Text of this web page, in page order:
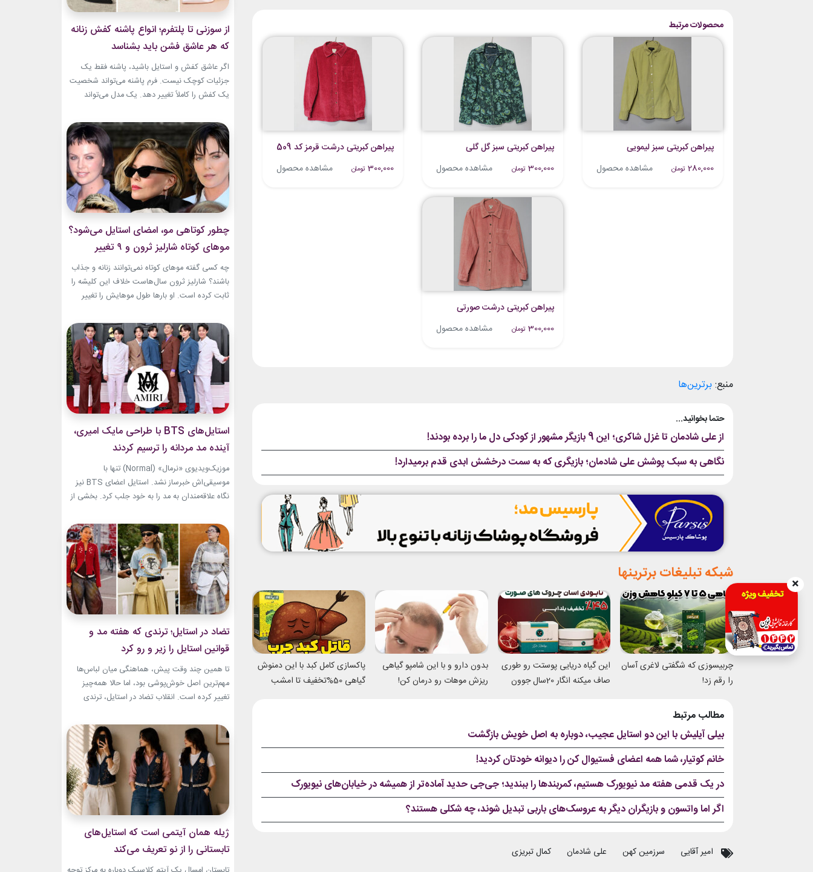
محصولات مرتبط
پیراهن کبریتی سبز لیمویی
280,000 تومان مشاهده محصول
پیراهن کبریتی سبز گل گلی
300,000 تومان مشاهده محصول
پیراهن کبریتی درشت قرمز کد 509
300,000 تومان مشاهده محصول
پیراهن کبریتی درشت صورتی
300,000 تومان مشاهده محصول
منبع:برترین‌ها
حتما بخوانید...
از علی شادمان تا غزل شاکری؛ این 9 بازیگر مشهور از کودکی دل ما را برده بودند!
نگاهی به سبک پوشش علی شادمان؛ بازیگری که به سمت درخشش ابدی قدم برمیدارد!
شبکه تبلیغات برترینها
چربیسوزی که شگفتی لاغری آسان
را رقم زد!
این گیاه دریایی پوستت رو طوری
صاف میکنه انگار 20سال جوون
بدون دارو و با این شامپو گیاهی
ریزش موهات رو درمان کن!
پاکسازی کامل کبد با این دمنوش
گیاهی 50%تخفیف تا امشب
مطالب مرتبط
بیلی آیلیش با این دو استایل عجیب، دوباره به اصل خویش بازگشت
خانم کوتیار، شما همه اعضای فستیوال کن را دیوانه خودتان کردید!
در یک قدمی هفته مد نیویورک هستیم، کمربندها را ببندید؛ جی‌جی حدید آماده‌تر از همیشه در خیابان‌های نیویورک
اگر اما واتسون و بازیگران دیگر به عروسک‌های باربی تبدیل شوند، چه شکلی هستند؟
امیر آقایی سرزمین کهن علی شادمان کمال تبریزی
از سوزنی تا پلتفرم؛ انواع پاشنه کفش زنانه
که هر عاشق فشن باید بشناسد
اگر عاشق کفش و استایل باشید، پاشنه فقط یک
جزئیات کوچک نیست. فرم پاشنه می‌تواند شخصیت
یک کفش را کاملاً تغییر دهد. یک مدل می‌تواند
مدرن یا حتی کاملاً ساختارشکن به نظر برسد.
شناخت انواع پاشنه کفش زنانه انتخاب را
هوشمندانه‌تر می‌کند. هر پاشنه روی فرم کفش،...
چطور کوتاهی مو، امضای استایل می‌شود؟
موهای کوتاه شارلیز ثرون و ۹ تغییر
جسورانه
چه کسی گفته موهای کوتاه نمی‌توانند زنانه و جذاب
باشند؟ شارلیز ثرون سال‌هاست خلاف این کلیشه را
ثابت کرده است. او بارها طول موهایش را تغییر
است. از مدل‌های بسیار کوتاه تا فرم‌های ساختاریافته،
هر تغییر برای او به یک اتفاق فشن تبدیل شده
است.لینک پیشنهادیخرید...
استایل‌های BTS با طراحی مایک امیری،
آینده مد مردانه را ترسیم کردند
موزیک‌ویدیوی «نرمال» (Normal) تنها با
موسیقی‌اش خبرساز نشد. استایل اعضای BTS نیز
نگاه علاقه‌مندان به مد را به خود جلب کرد. بخشی از
به طراح آمریکاییِ ایرانی‌تبار، مایک امیری، انتخاب
شده بود. جسارت در استایل‌های امیری BTS همان
ویژگی مشترکی است که در تمام این اوت‌فیت‌ها
دیده...
تضاد در استایل؛ ترندی که هفته مد و
قوانین استایل را زیر و رو کرد
تا همین چند وقت پیش، هماهنگی میان لباس‌ها
مهم‌ترین اصل خوش‌پوشی بود، اما حالا همه‌چیز
تغییر کرده است. انقلاب تضاد در استایل، ترندی
و بسیاری از رسانه‌های معتبر مد از آن به‌عنوان یکی از
مهم‌ترین نوآوری‌های دنیای فشن یاد می‌کنند. این
رویکرد، قرار نیست فقط یک...
ژیله همان آیتمی است که استایل‌های
تابستانی را از نو تعریف می‌کند